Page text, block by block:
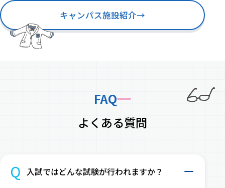
キャンパス施設紹介→
FAQ
よくある質問
Q 入試ではどんな試験が行われますか？